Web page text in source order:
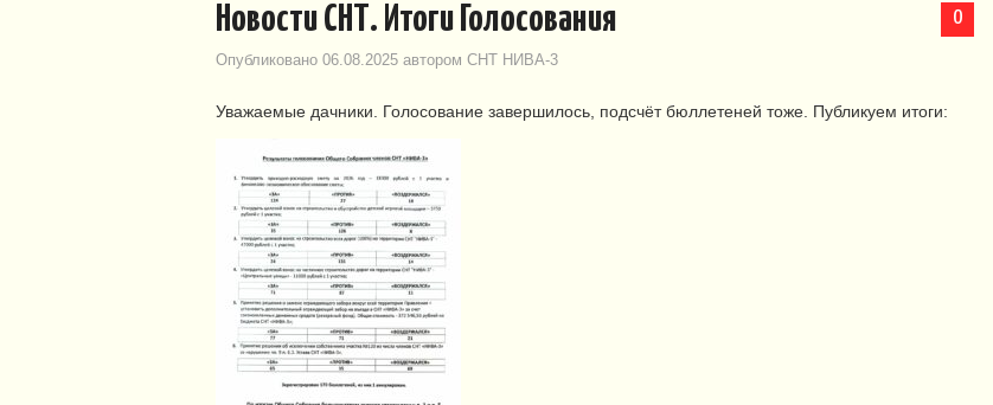
0
Новости СНТ. Итоги Голосования
Опубликовано 06.08.2025 автором СНТ НИВА-3
Уважаемые дачники. Голосование завершилось, подсчёт бюллетеней тоже. Публикуем итоги: